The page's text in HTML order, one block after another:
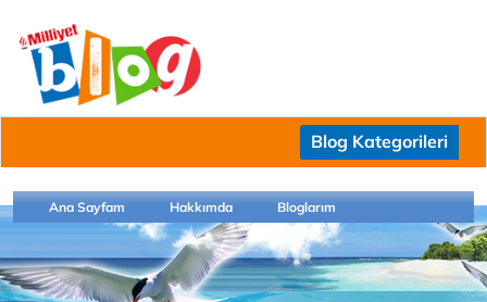
Blog Kategorileri
Ana Sayfam Hakkımda Bloglarım